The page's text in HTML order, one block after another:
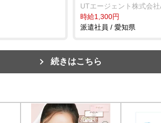
UTエージェント株式会
時給1,300円
派遣社員 / 愛知県
続きはこちら